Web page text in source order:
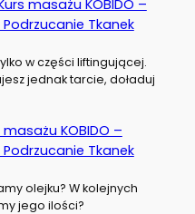
masażu KOBIDO –
Tkanek
w części liftingującej.
jednak tarcie, doładuj
masażu KOBIDO –
Tkanek
olejku? W kolejnych
jego ilości?